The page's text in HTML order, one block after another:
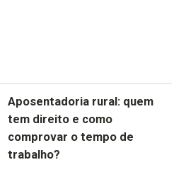
Aposentadoria rural: quem
tem direito e como
comprovar o tempo de
trabalho?